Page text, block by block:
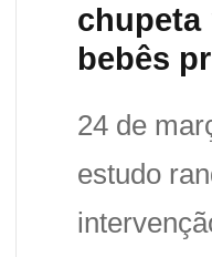
chupeta
bebês
24 de
estudo